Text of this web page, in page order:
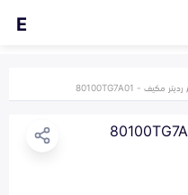
E
رديتر مكيف - 80100TG7A01